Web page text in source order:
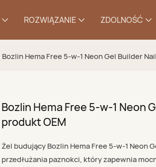
ROZWIĄZANIE ZDOLNOŚĆ
Bozlin Hema Free 5-w-1 Neon Gel Builder
Bozlin Hema Free 5-w-1 Neon
produkt OEM
Żel budujący Bozlin Hema Free 5-w-1
przedłużania paznokci, który zapewnia